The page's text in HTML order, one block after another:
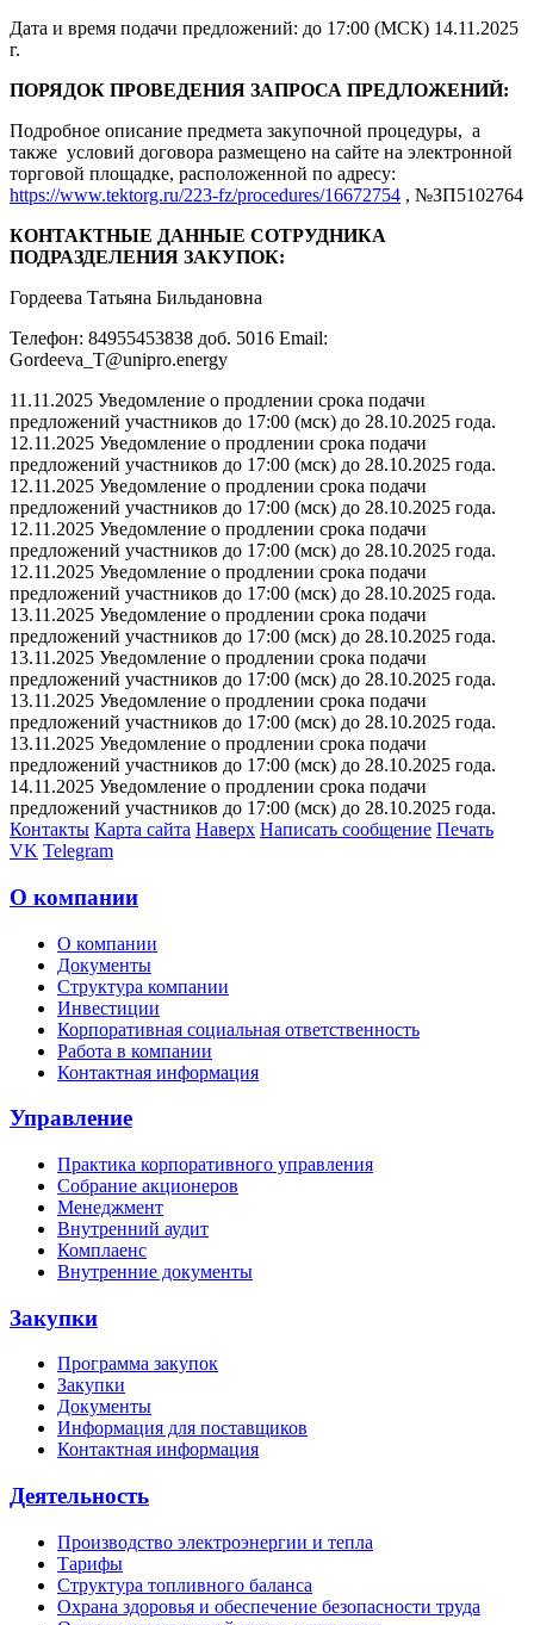
Дата и время подачи предложений: до 17:00 (МСК) 14.11.2025
г.
ПОРЯДОК ПРОВЕДЕНИЯ ЗАПРОСА ПРЕДЛОЖЕНИЙ:
Подробное описание предмета закупочной процедуры, а
также условий договора размещено на сайте на электронной
торговой площадке, расположенной по адресу:
https://www.tektorg.ru/223-fz/procedures/16672754 , №ЗП5102764
КОНТАКТНЫЕ ДАННЫЕ СОТРУДНИКА
ПОДРАЗДЕЛЕНИЯ ЗАКУПОК:
Гордеева Татьяна Бильдановна
Телефон: 84955453838 доб. 5016 Email:
Gordeeva_T@unipro.energy
11.11.2025 Уведомление о продлении срока подачи
предложений участников до 17:00 (мск) до 28.10.2025 года.
12.11.2025 Уведомление о продлении срока подачи
предложений участников до 17:00 (мск) до 28.10.2025 года.
12.11.2025 Уведомление о продлении срока подачи
предложений участников до 17:00 (мск) до 28.10.2025 года.
12.11.2025 Уведомление о продлении срока подачи
предложений участников до 17:00 (мск) до 28.10.2025 года.
12.11.2025 Уведомление о продлении срока подачи
предложений участников до 17:00 (мск) до 28.10.2025 года.
13.11.2025 Уведомление о продлении срока подачи
предложений участников до 17:00 (мск) до 28.10.2025 года.
13.11.2025 Уведомление о продлении срока подачи
предложений участников до 17:00 (мск) до 28.10.2025 года.
13.11.2025 Уведомление о продлении срока подачи
предложений участников до 17:00 (мск) до 28.10.2025 года.
13.11.2025 Уведомление о продлении срока подачи
предложений участников до 17:00 (мск) до 28.10.2025 года.
14.11.2025 Уведомление о продлении срока подачи
предложений участников до 17:00 (мск) до 28.10.2025 года.
Контакты Карта сайта Наверх Написать сообщение Печать
VK Telegram
О компании
О компании
Документы
Структура компании
Инвестиции
Корпоративная социальная ответственность
Работа в компании
Контактная информация
Управление
Практика корпоративного управления
Собрание акционеров
Менеджмент
Внутренний аудит
Комплаенс
Внутренние документы
Закупки
Программа закупок
Закупки
Документы
Информация для поставщиков
Контактная информация
Деятельность
Производство электроэнергии и тепла
Тарифы
Структура топливного баланса
Охрана здоровья и обеспечение безопасности труда